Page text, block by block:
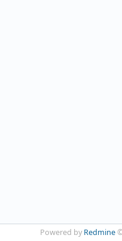
Powered by Redmine©